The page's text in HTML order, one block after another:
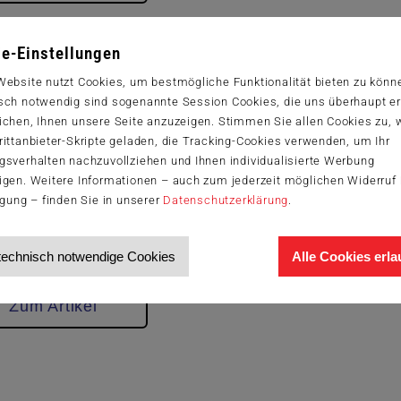
Einstellungen
nutzt Cookies, um bestmögliche Funktionalität bieten zu
notwendig sind sogenannte Session Cookies, die uns überhaupt
Ihnen unsere Seite anzuzeigen. Stimmen Sie allen Cookies zu,
Skripte geladen, die Tracking-Cookies verwenden, um Ihr
nachzuvollziehen und Ihnen individualisierte Werbung
Weitere Informationen – auch zum jederzeit möglichen Widerruf
– finden Sie in unserer Datenschutzerklärung
notwendige Cookies Alle Cookies
„Pocket Detective“ bietet
im Taschenformat
September 2020.
Ein Tatort voller Spuren – und
Zur Lösung des Falls bedarf es daher nur der
Ermittler, die sich den Schauplätzen und verworrenen
annehmen, Zeugen und Verdächtige befragen und
vor Gericht überführen. Ihr größter Feind ist dabei die
zu schnappen, schlägt dieser vielleicht erneut zu...
Zum Artikel